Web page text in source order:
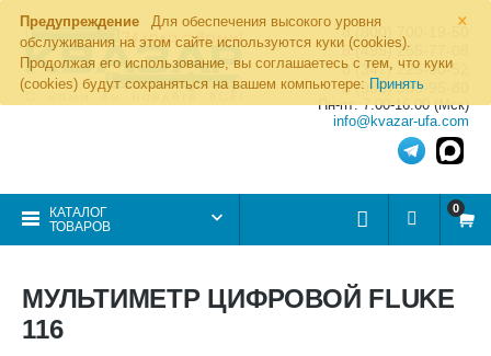
×
Предупреждение
Для обеспечения высокого уровня
обслуживания на этом сайте используются куки (cookies).
Продолжая его использование, вы соглашаетесь с тем, что куки
(cookies) будут сохраняться на вашем компьютере: Принять
8 (800) 700-19-50
8 (495) 255-77-08
8 (347) 225-00-52
8 (986) 963-95-80
Пн-пт: 7.00-16.00 (Мск)
info@kvazar-ufa.com
КАТАЛОГ
ТОВАРОВ
0
МУЛЬТИМЕТР ЦИФРОВОЙ FLUKE
116